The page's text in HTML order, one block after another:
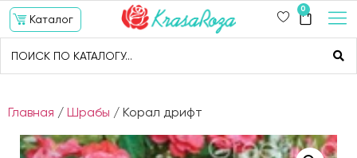
Каталог
0
Главная / Шрабы / Корал дрифт